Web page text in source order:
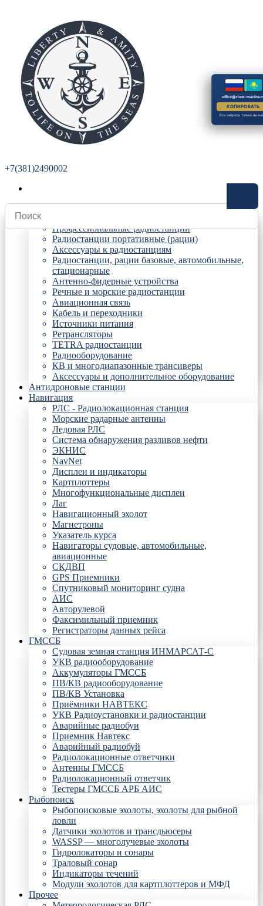
+7(381)2490002
Радиостанции
Профессиональные радиостанции
Радиостанции портативные (рации)
Аксессуары к радиостанциям
Радиостанции, рации базовые, автомобильные,
стационарные
Антенно-фидерные устройства
Речные и морские радиостанции
Авиационная связь
Кабель и переходники
Источники питания
Ретрансляторы
TETRA радиостанции
Радиооборудование
КВ и многодиапазонные трансиверы
Аксессуары и дополнительное оборудование
Антидроновые станции
Навигация
РЛС - Радиолокационная станция
Морские радарные антенны
Ледовая РЛС
Система обнаружения разливов нефти
ЭКНИС
NavNet
Дисплеи и индикаторы
Картплоттеры
Многофункциональные дисплеи
Лаг
Навигационный эхолот
Магнетроны
Указатель курса
Навигаторы судовые, автомобильные,
авиационные
СКДВП
GPS Приемники
Спутниковый мониторинг судна
АИС
Авторулевой
Факсимильный приемник
Регистраторы данных рейса
ГМССБ
Судовая земная станция ИНМАРСАТ-С
УКВ радиооборудование
Аккумуляторы ГМССБ
ПВ/КВ радиооборудование
ПВ/КВ Установка
Приёмники НАВТЕКС
УКВ Радиоустановки и радиостанции
Аварийные радиобуи
Приемник Навтекс
Аварийный радиобуй
Радиолокационные ответчики
Антенны ГМССБ
Радиолокационный ответчик
Тестеры ГМССБ АРБ АИС
Рыбопоиск
Рыбопоисковые эхолоты, эхолоты для рыбной
ловли
Датчики эхолотов и трансдьюсеры
WASSP — многолучевые эхолоты
Гидролокаторы и сонары
Траловый сонар
Индикаторы течений
Модули эхолотов для картплоттеров и МФД
Прочее
office@river-
КОПИРОВАТЬ
Все запросы только на e-